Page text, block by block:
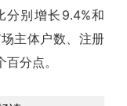
别增长9.4%和
主体户数、注册
分点。